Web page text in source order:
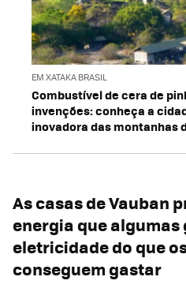
EM XATAKA BRASIL
Combustível de cera de
invenções: conheça a
inovadora das montanhas
As casas de Vauban
energia que algumas
eletricidade do que
conseguem gastar